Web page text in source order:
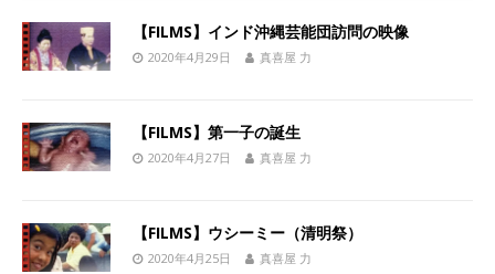
【FILMS】インド沖縄芸能団訪問の映像
2020年4月29日 真喜屋 力
【FILMS】第一子の誕生
2020年4月27日 真喜屋 力
【FILMS】ウシーミー（清明祭）
2020年4月25日 真喜屋 力